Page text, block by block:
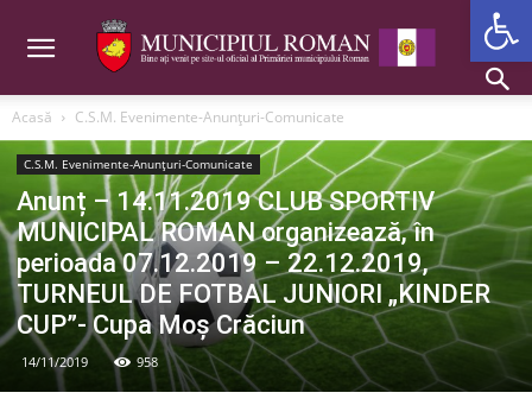
Acasă C.S.M. Evenimente-Anunțuri-Comunicate
C.S.M. Evenimente-Anunțuri-Comunicate
Anunț – 14.11.2019 CLUB SPORTIV
MUNICIPAL ROMAN organizează, în
perioada 07.12.2019 – 22.12.2019,
TURNEUL DE FOTBAL JUNIORI „KINDER
CUP”- Cupa Moș Crăciun
14/11/2019 958